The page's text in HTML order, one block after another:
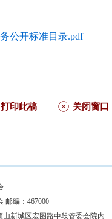
公开标准目录.pdf
打印此稿 关闭窗口
邮编：467000
山新城区宏图路中段管委会院内